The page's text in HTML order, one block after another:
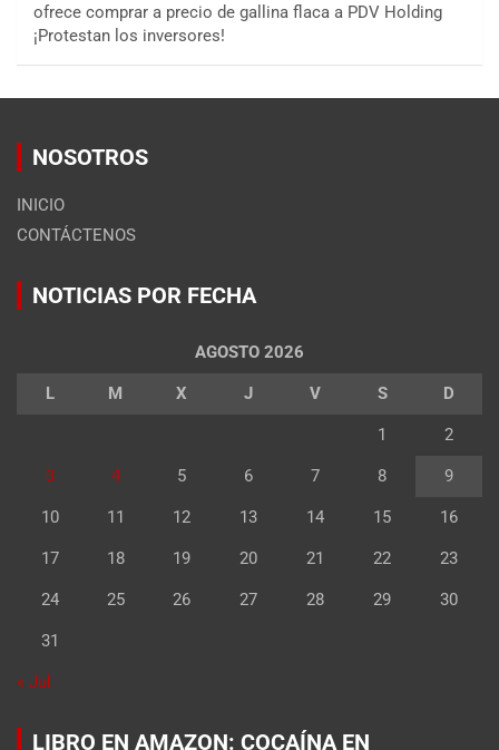
ofrece comprar a precio de gallina flaca a PDV Holding
¡Protestan los inversores!
NOSOTROS
INICIO
CONTÁCTENOS
NOTICIAS POR FECHA
AGOSTO 2026
L M X J V S D
1 2
3 4 5 6 7 8 9
10 11 12 13 14 15 16
17 18 19 20 21 22 23
24 25 26 27 28 29 30
31
« Jul
LIBRO EN AMAZON: COCAÍNA EN